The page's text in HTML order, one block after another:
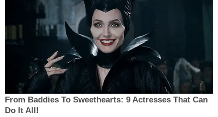
From Baddies To Sweethearts: 9 Actresses That Can
Do It All!